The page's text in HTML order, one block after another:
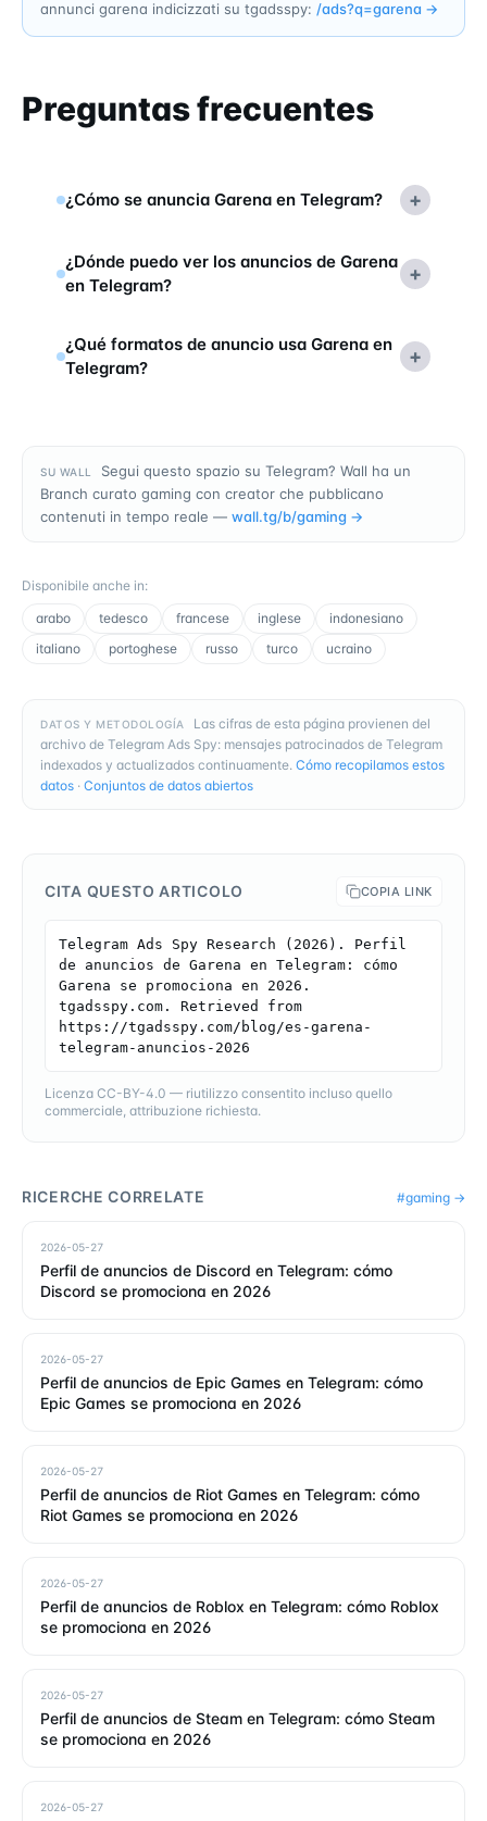
annunci garena indicizzati su tgadsspy: /ads?q=garena →
Preguntas frecuentes
¿Cómo se anuncia Garena en Telegram? +
¿Dónde puedo ver los anuncios de Garena
en Telegram?
+
¿Qué formatos de anuncio usa Garena en
Telegram?
+
SU WALL
Segui questo spazio su Telegram? Wall ha un
Branch curato gaming con creator che pubblicano
contenuti in tempo reale — wall.tg/b/gaming →
Disponibile anche in:
arabo
tedesco francese inglese
indonesiano
italiano
portoghese russo turco ucraino
DATOS Y METODOLOGÍA
Las cifras de esta página provienen del
archivo de Telegram Ads Spy: mensajes patrocinados de Telegram
indexados y actualizados continuamente. Cómo recopilamos estos
datos · Conjuntos de datos abiertos
CITA QUESTO ARTICOLO COPIA LINK
Telegram Ads Spy Research (2026). Perfil
de anuncios de Garena en Telegram: cómo
Garena se promociona en 2026.
tgadsspy.com. Retrieved from
https://tgadsspy.com/blog/es-garena-
telegram-anuncios-2026
Licenza CC-BY-4.0 — riutilizzo consentito incluso quello
commerciale, attribuzione richiesta.
RICERCHE CORRELATE #gaming →
2026-05-27
Perfil de anuncios de Discord en Telegram: cómo
Discord se promociona en 2026
2026-05-27
Perfil de anuncios de Epic Games en Telegram: cómo
Epic Games se promociona en 2026
2026-05-27
Perfil de anuncios de Riot Games en Telegram: cómo
Riot Games se promociona en 2026
2026-05-27
Perfil de anuncios de Roblox en Telegram: cómo Roblox
se promociona en 2026
2026-05-27
Perfil de anuncios de Steam en Telegram: cómo Steam
se promociona en 2026
2026-05-27